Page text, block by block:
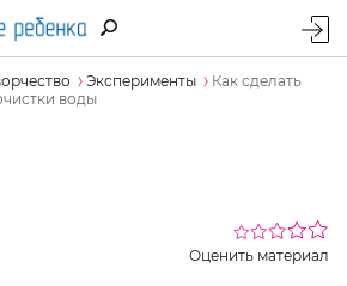
Эксперименты
Как сделать
воды
Оценить материал